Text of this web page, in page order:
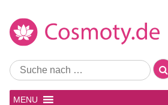
MENU